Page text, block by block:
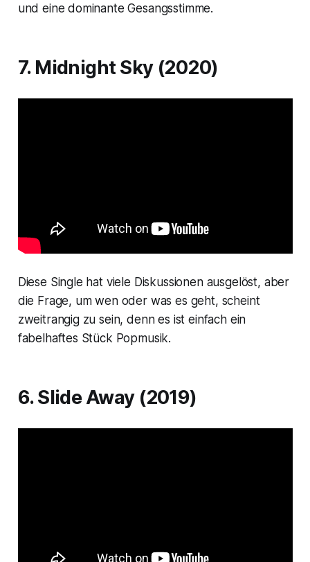
und eine dominante Gesangsstimme.
7. Midnight Sky (2020)
Diese Single hat viele Diskussionen ausgelöst, aber
die Frage, um wen oder was es geht, scheint
zweitrangig zu sein, denn es ist einfach ein
fabelhaftes Stück Popmusik.
6. Slide Away (2019)